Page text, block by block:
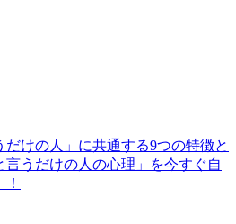
だけの人」に共通する9つの特徴と
言うだけの人の心理」を今すぐ自